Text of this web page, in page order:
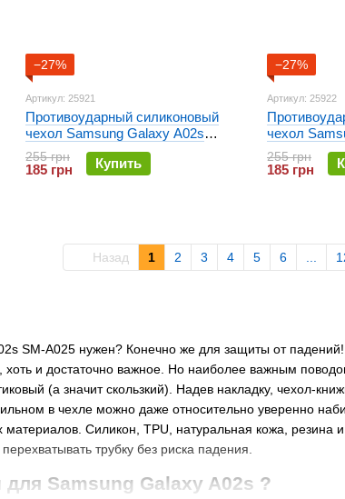
SM-A025 нужен? Конечно же для защиты от
и достаточно важное. Но наиболее важным
(а значит скользкий). Надев накладку, чехол-
в чехле можно даже относительно уверенно
материалов. Силикон, TPU, натуральная кожа, резина
трубку без риска падения.
Samsung Galaxy A02s ?
−27%
Артикул: 25921
Противоударный силиконовый
чехол Samsung Galaxy A02s
(A025) Gelius Hard Defence PC
Series Черный
255 грн
185 грн Купить
−27%
Артикул: 25922
чехол
(A025)
Series
255 грн
185 грн
Назад 1 2 3 4 5 6